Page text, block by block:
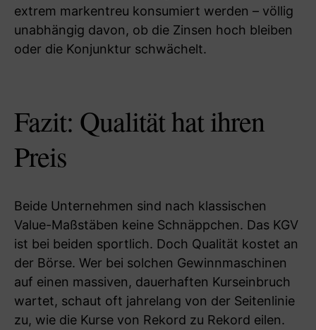
extrem markentreu konsumiert werden – völlig
unabhängig davon, ob die Zinsen hoch bleiben
oder die Konjunktur schwächelt.
Fazit: Qualität hat ihren
Preis
Beide Unternehmen sind nach klassischen
Value-Maßstäben keine Schnäppchen. Das KGV
ist bei beiden sportlich. Doch Qualität kostet an
der Börse. Wer bei solchen Gewinnmaschinen
auf einen massiven, dauerhaften Kurseinbruch
wartet, schaut oft jahrelang von der Seitenlinie
zu, wie die Kurse von Rekord zu Rekord eilen.